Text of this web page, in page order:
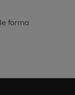
forma